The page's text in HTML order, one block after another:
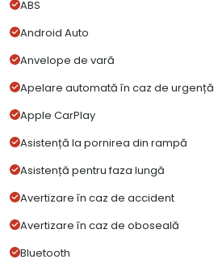
ABS
Android Auto
Anvelope de vară
Apelare automată în caz de urgență
Apple CarPlay
Asistență la pornirea din rampă
Asistență pentru faza lungă
Avertizare în caz de accident
Avertizare în caz de oboseală
Bluetooth